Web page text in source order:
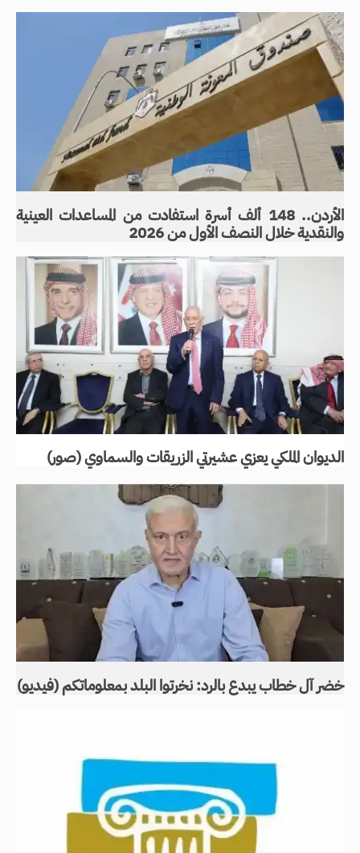
الأردن.. 148 ألف أسرة استفادت من المساعدات العينية
والنقدية خلال النصف الأول من 2026
الديوان الملكي يعزي عشيرتي الزريقات والسماوي (صور)
خضر آل خطاب يبدع بالرد: نخرتوا البلد بمعلوماتكم (فيديو)